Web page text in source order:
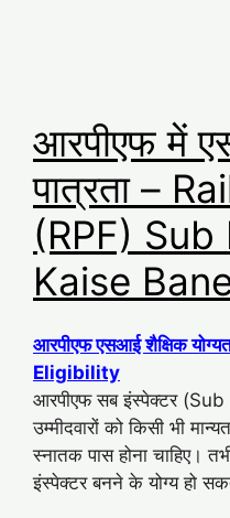
आरपीएफ में
पात्रता –
(RPF)
Kaise
आरपीएफ एसआई शैक्षिक
Eligibility
आरपीएफ सब इंस्पेक्टर
उम्मीदवारों को किसी भी
स्नातक पास होना चाहिए।
इंस्पेक्टर बनने के योग्य हो